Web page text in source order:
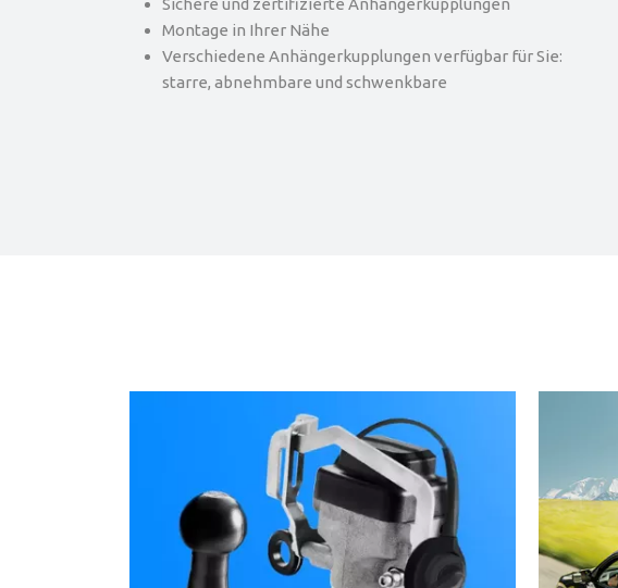
Sichere und zertifizierte Anhängerkupplungen
Montage in Ihrer Nähe
Verschiedene Anhängerkupplungen verfügbar für Sie:
starre, abnehmbare und schwenkbare